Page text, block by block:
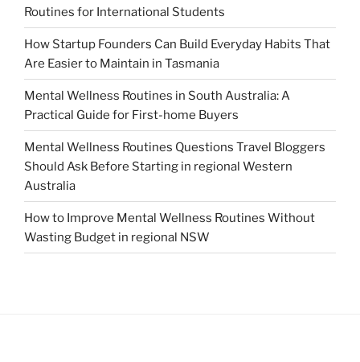
Routines for International Students
How Startup Founders Can Build Everyday Habits That
Are Easier to Maintain in Tasmania
Mental Wellness Routines in South Australia: A
Practical Guide for First-home Buyers
Mental Wellness Routines Questions Travel Bloggers
Should Ask Before Starting in regional Western
Australia
How to Improve Mental Wellness Routines Without
Wasting Budget in regional NSW